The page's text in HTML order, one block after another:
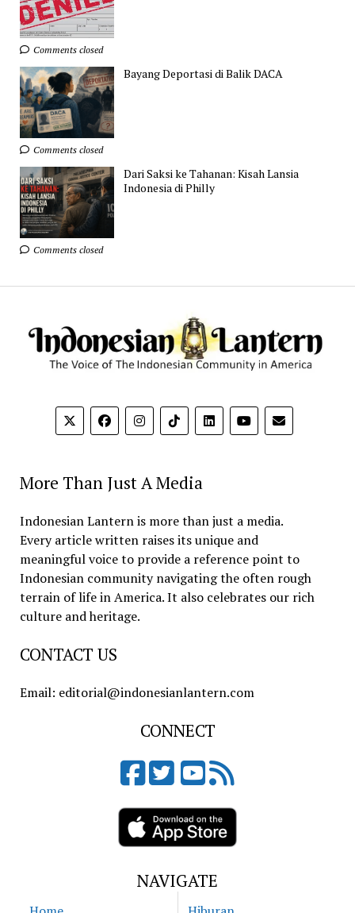
Comments closed
Bayang Deportasi di Balik DACA
Comments closed
Dari Saksi ke Tahanan: Kisah Lansia
Indonesia di Philly
Comments closed
More Than Just A Media
Indonesian Lantern is more than just a media.
Every article written raises its unique and
meaningful voice to provide a reference point to
Indonesian community navigating the often rough
terrain of life in America. It also celebrates our rich
culture and heritage.
CONTACT US
Email: editorial@indonesianlantern.com
CONNECT
NAVIGATE